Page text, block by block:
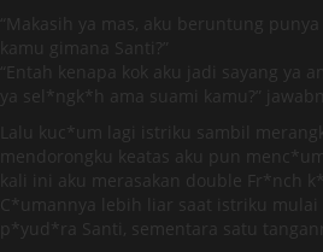
“Makasih ya mas, aku beruntung punya
kamu gimana Santi?”
“Entah kenapa kok aku jadi sayang ya
ya sel*ngk*h ama suami kamu?”
Lalu kuc*um lagi istriku sambil
mendorongku keatas aku pun
kali ini aku merasakan double Fr*nch
C*umannya lebih liar saat istriku
p*yud*ra Santi, sementara satu